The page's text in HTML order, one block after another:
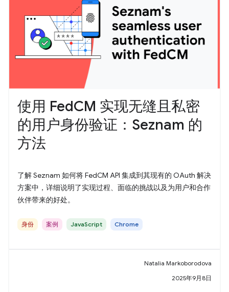
使用 FedCM 实现无缝且私密
的用户身份验证：Seznam 的
方法
了解 Seznam 如何将 FedCM API 集成到其现有的 OAuth 解决
方案中，详细说明了实现过程、面临的挑战以及为用户和合作
伙伴带来的好处。
身份 案例 JavaScript Chrome
Natalia Markoborodova
2025年9月8日